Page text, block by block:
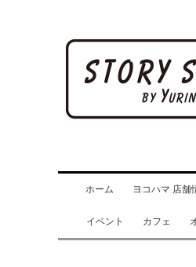
ホーム ヨコハマ 店舗
イベント カフェ